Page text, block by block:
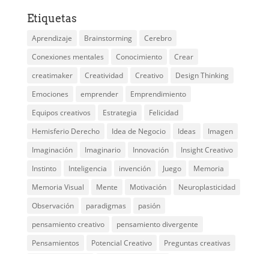
Etiquetas
Aprendizaje Brainstorming
Cerebro
Conexiones mentales
Conocimiento
Crear
creatimaker
Creatividad Creativo
Design Thinking
Emociones
emprender
Emprendimiento
Equipos creativos
Estrategia
Felicidad
Hemisferio Derecho
Idea de Negocio Ideas
Imagen
Imaginación
Imaginario Innovación
Insight Creativo
Instinto
Inteligencia invención Juego
Memoria
Memoria Visual
Mente Motivación
Neuroplasticidad
Observación
paradigmas
pasión
pensamiento creativo
pensamiento divergente
Pensamientos
Potencial Creativo
Preguntas creativas